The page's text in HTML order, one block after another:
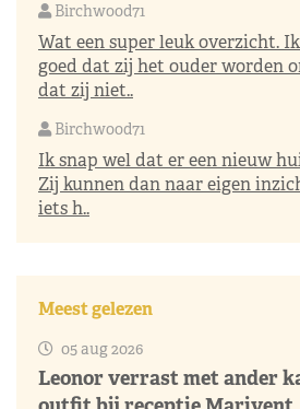
Birchwood71
Wat een super leuk overzicht.
goed dat zij het ouder worden
dat zij niet..
Birchwood71
Ik snap wel dat er een nieuw
Zij kunnen dan naar eigen
iets h..
Meest gelezen
05 aug 2026
Leonor verrast met ander